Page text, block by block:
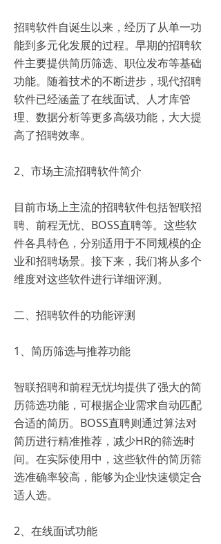
招聘软件自诞生以来，经历了从单一功
能到多元化发展的过程。早期的招聘软
件主要提供简历筛选、职位发布等基础
功能。随着技术的不断进步，现代招聘
软件已经涵盖了在线面试、人才库管
理、数据分析等更多高级功能，大大提
高了招聘效率。
2、市场主流招聘软件简介
目前市场上主流的招聘软件包括智联招
聘、前程无忧、BOSS直聘等。这些软
件各具特色，分别适用于不同规模的企
业和招聘场景。接下来，我们将从多个
维度对这些软件进行详细评测。
二、招聘软件的功能评测
1、简历筛选与推荐功能
智联招聘和前程无忧均提供了强大的简
历筛选功能，可根据企业需求自动匹配
合适的简历。BOSS直聘则通过算法对
简历进行精准推荐，减少HR的筛选时
间。在实际使用中，这些软件的简历筛
选准确率较高，能够为企业快速锁定合
适人选。
2、在线面试功能